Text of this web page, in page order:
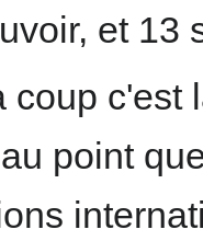
et 13
coup c'est
point